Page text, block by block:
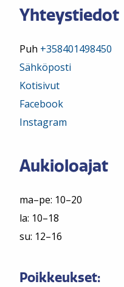
Yhteystiedot
Puh +358401498450
Sähköposti
Kotisivut
Facebook
Instagram
Aukioloajat
ma–pe: 10–20
la: 10–18
su: 12–16
Poikkeukset: